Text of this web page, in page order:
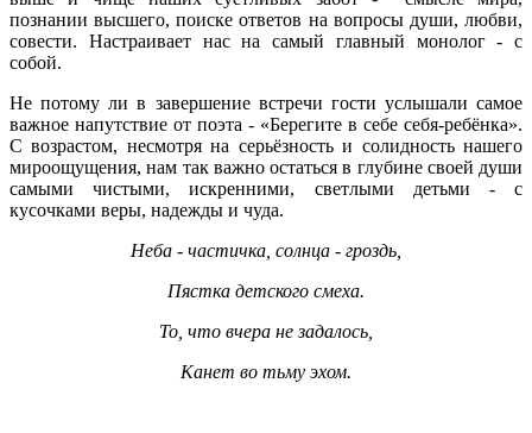
познании высшего, поиске ответов на вопросы души, любви,
совести. Настраивает нас на самый главный монолог - с
собой.
Не потому ли в завершение встречи гости услышали самое
важное напутствие от поэта - «Берегите в себе себя-ребёнка».
С возрастом, несмотря на серьёзность и солидность нашего
мироощущения, нам так важно остаться в глубине своей души
самыми чистыми, искренними, светлыми детьми - с
кусочками веры, надежды и чуда.
Неба - частичка, солнца - гроздь,
Пястка детского смеха.
То, что вчера не задалось,
Канет во тьму эхом.